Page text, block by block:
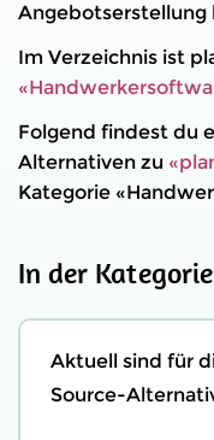
Angebotserstellung
Im Verzeichnis ist
Folgend findest du
Alternativen zu
Kategorie
In der Kategorie
Aktuell sind für
Source-